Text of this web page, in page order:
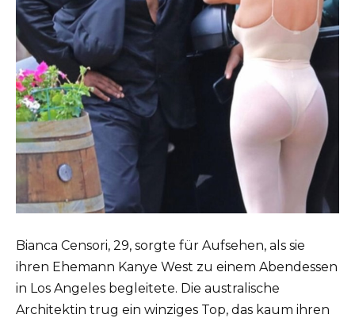
Bianca Censori, 29, sorgte für Aufsehen, als sie
ihren Ehemann Kanye West zu einem Abendessen
in Los Angeles begleitete. Die australische
Architektin trug ein winziges Top, das kaum ihren